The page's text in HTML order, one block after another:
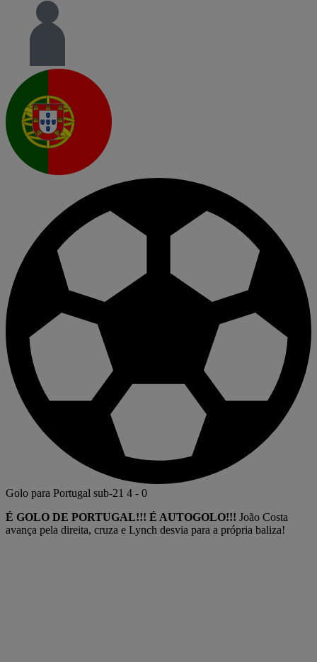
Golo para Portugal sub-21 4 - 0
É GOLO DE PORTUGAL!!! É AUTOGOLO!!! João Costa
avança pela direita, cruza e Lynch desvia para a própria baliza!